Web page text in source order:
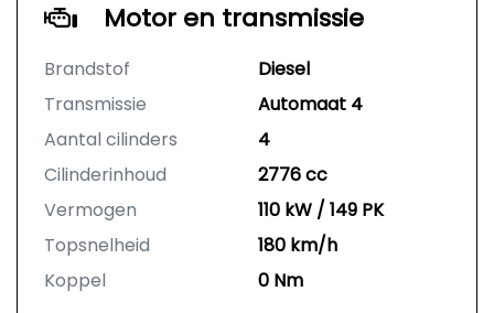
Motor en transmissie
Brandstof
Diesel
Transmissie
Automaat 4
Aantal cilinders
4
Cilinderinhoud
2776 cc
Vermogen
110 kW / 149 PK
Topsnelheid
180 km/h
Koppel
0 Nm